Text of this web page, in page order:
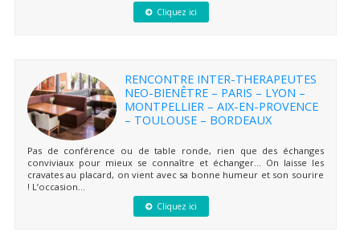
Cliquez ici
RENCONTRE INTER-THERAPEUTES
NEO-BIENÊTRE – PARIS – LYON –
MONTPELLIER – AIX-EN-PROVENCE
– TOULOUSE – BORDEAUX
Pas de conférence ou de table ronde, rien que des échanges
conviviaux pour mieux se connaître et échanger… On laisse les
cravates au placard, on vient avec sa bonne humeur et son sourire
! L’occasion...
Cliquez ici